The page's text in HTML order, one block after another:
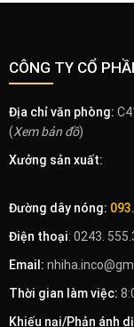
CÔNG TY CỔ
Địa chỉ văn phòng:
(Xem bản đồ)
Xưởng sản xuất:
Đường dây nóng:
Điện thoại: 0243.
Email:
Thời gian làm việc:
Khiếu nại/Phản ánh